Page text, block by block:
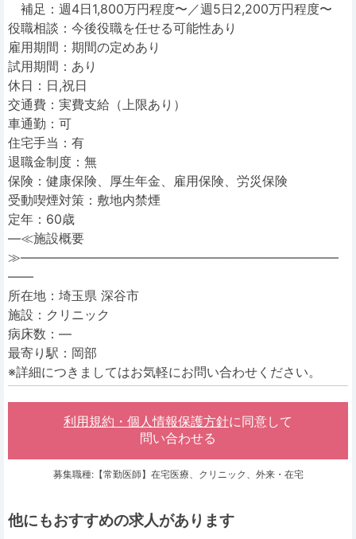
補足：週4日1,800万円程度〜／週5日2,200万円程度〜
役職相談：今後役職を任せる可能性あり
雇用期間：期間の定めあり
試用期間：あり
休日：日,祝日
交通費：実費支給（上限あり）
車通勤：可
住宅手当：有
退職金制度：無
保険：健康保険、厚生年金、雇用保険、労災保険
受動喫煙対策：敷地内禁煙
定年：60歳
―≪施設概要
≫―――――――――――――――――――――――――
――
所在地：埼玉県 深谷市
施設：クリニック
病床数：―
最寄り駅：岡部
※詳細につきましてはお気軽にお問い合わせください。
利用規約・個人情報保護方針に同意して
問い合わせる
募集職種:【常勤医師】在宅医療、クリニック、外来・在宅
他にもおすすめの求人があります